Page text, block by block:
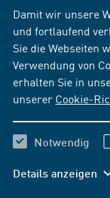
Damit wir unsere
und fortlaufend
Sie die Webseiten
Verwendung von
erhalten Sie in
unserer Cookie-
Notwendig
Details anzeigen